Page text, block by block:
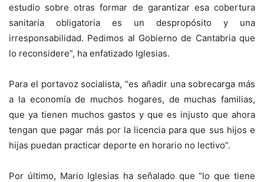
estudio sobre otras formar de garantizar esa cobertura
sanitaria obligatoria es un despropósito y una
irresponsabilidad. Pedimos al Gobierno de Cantabria que
lo reconsidere”, ha enfatizado Iglesias.
Para el portavoz socialista, “es añadir una sobrecarga más
a la economía de muchos hogares, de muchas familias,
que ya tienen muchos gastos y que es injusto que ahora
tengan que pagar más por la licencia para que sus hijos e
hijas puedan practicar deporte en horario no lectivo”.
Por último, Mario Iglesias ha señalado que “lo que tiene